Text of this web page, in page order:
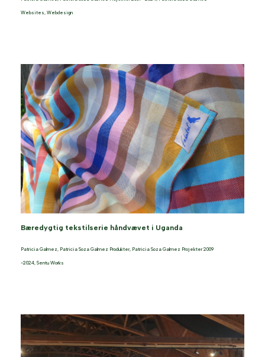
Websites Webdesign
Bæredygtig tekstilserie håndvævet i Uganda
Patricia Galmez, Patricia Soza Galmez Produkter, Patricia Soza Galmez Projekter 2009
-2024, Sentu Works